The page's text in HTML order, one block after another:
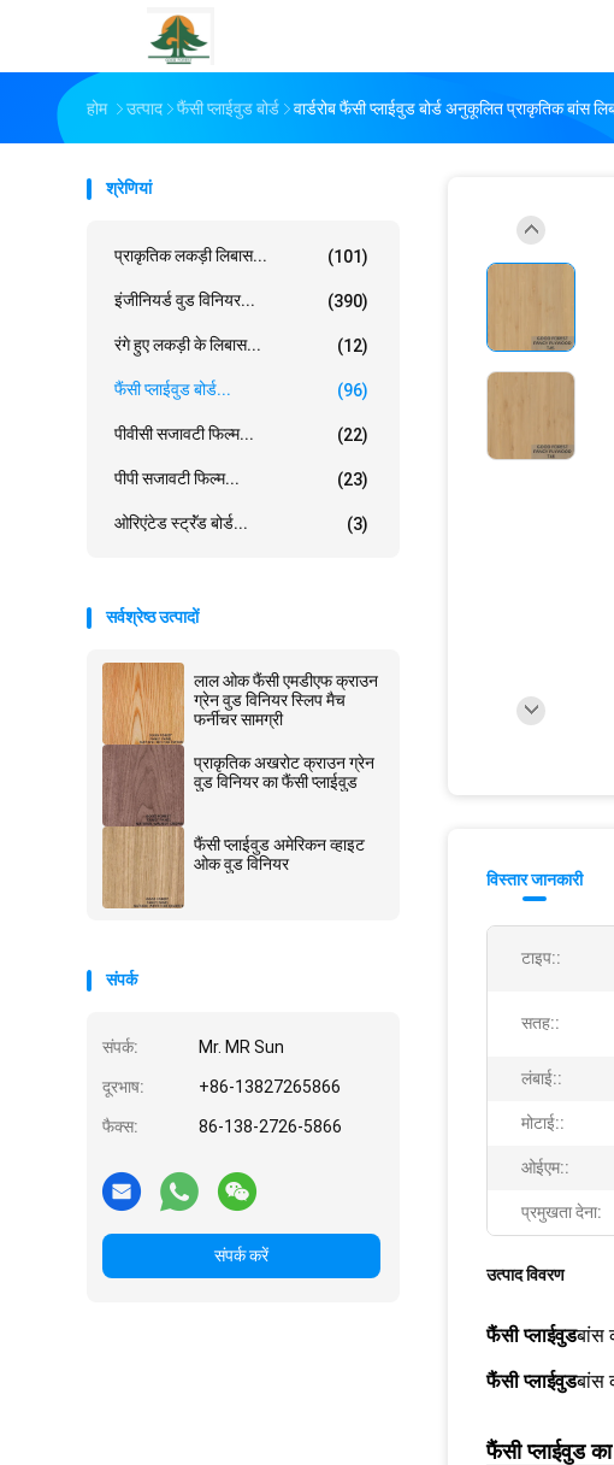
होम उत्पाद फैंसी प्लाईवुड बोर्ड वार्डरोब फैंसी प्लाईवुड बोर्ड अनुकूलित प्राकृतिक बांस
श्रेणियां
प्राकृतिक लकड़ी लिबास... (101)
इंजीनियर्ड वुड विनियर... (390)
रंगे हुए लकड़ी के लिबास... (12)
फैंसी प्लाईवुड बोर्ड... (96)
पीवीसी सजावटी फिल्म... (22)
पीपी सजावटी फिल्म... (23)
ओरिएंटेड स्ट्रॅंड बोर्ड... (3)
सर्वश्रेष्ठ उत्पादों
लाल ओक फैंसी एमडीएफ क्राउन
ग्रेन वुड विनियर स्लिप मैच
फर्नीचर सामग्री
प्राकृतिक अखरोट क्राउन ग्रेन
वुड विनियर का फैंसी प्लाईवुड
फैंसी प्लाईवुड अमेरिकन व्हाइट
ओक वुड विनियर
संपर्क
संपर्क: Mr. MR Sun
दूरभाष: +86-13827265866
फैक्स: 86-138-2726-5866
संपर्क करें
विस्तार जानकारी
टाइप::
सतह::
लंबाई::
मोटाई::
ओईएम::
प्रमुखता देना:
उत्पाद विवरण
फैंसी प्लाईवुडबांस
फैंसी प्लाईवुडबांस
फैंसी प्लाईवुड